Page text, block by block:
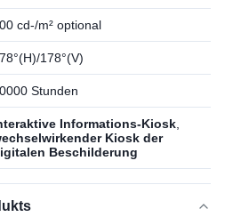
cd-/m² optional
178°(V)
Stunden
Informations-Kiosk
Kiosk der
Beschilderung